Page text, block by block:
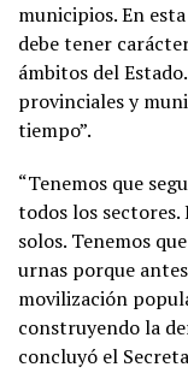
municipios. En
debe tener
ámbitos del
provinciales y
tiempo”.
“Tenemos que
todos los sectores.
solos. Tenemos
urnas porque
movilización
construyendo la
concluyó el